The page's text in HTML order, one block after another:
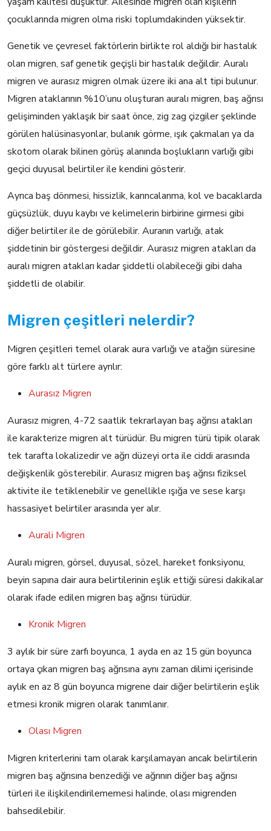
çocuklarında migren olma riski toplumdakinden yüksektir.
Genetik ve çevresel faktörlerin birlikte rol aldığı bir hastalık
olan migren, saf genetik geçişli bir hastalık değildir. Auralı
migren ve aurasız migren olmak üzere iki ana alt tipi bulunur.
Migren ataklarının %10’unu oluşturan auralı migren, baş ağrısı
gelişiminden yaklaşık bir saat önce, zig zag çizgiler şeklinde
görülen halüsinasyonlar, bulanık görme, ışık çakmaları ya da
skotom olarak bilinen görüş alanında boşlukların varlığı gibi
geçici duyusal belirtiler ile kendini gösterir.
Ayrıca baş dönmesi, hissizlik, karıncalanma, kol ve bacaklarda
güçsüzlük, duyu kaybı ve kelimelerin birbirine girmesi gibi
diğer belirtiler ile de görülebilir. Auranın varlığı, atak
şiddetinin bir göstergesi değildir. Aurasız migren atakları da
auralı migren atakları kadar şiddetli olabileceği gibi daha
şiddetli de olabilir.
Migren çeşitleri nelerdir?
Migren çeşitleri temel olarak aura varlığı ve atağın süresine
göre farklı alt türlere ayrılır:
Aurasız Migren
Aurasız migren, 4-72 saatlik tekrarlayan baş ağrısı atakları
ile karakterize migren alt türüdür. Bu migren türü tipik olarak
tek tarafta lokalizedir ve ağrı düzeyi orta ile ciddi arasında
değişkenlik gösterebilir. Aurasız migren baş ağrısı fiziksel
aktivite ile tetiklenebilir ve genellikle ışığa ve sese karşı
hassasiyet belirtiler arasında yer alır.
Aurali Migren
Auralı migren, görsel, duyusal, sözel, hareket fonksiyonu,
beyin sapına dair aura belirtilerinin eşlik ettiği süresi dakikalar
olarak ifade edilen migren baş ağrısı türüdür.
Kronik Migren
3 aylık bir süre zarfı boyunca, 1 ayda en az 15 gün boyunca
ortaya çıkan migren baş ağrısına aynı zaman dilimi içerisinde
aylık en az 8 gün boyunca migrene dair diğer belirtilerin eşlik
etmesi kronik migren olarak tanımlanır.
Olası Migren
Migren kriterlerini tam olarak karşılamayan ancak belirtilerin
migren baş ağrısına benzediği ve ağrının diğer baş ağrısı
türleri ile ilişkilendirilememesi halinde, olası migrenden
bahsedilebilir.